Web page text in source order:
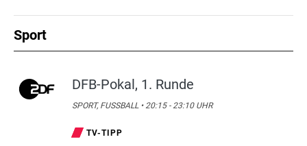
Sport
DFB-Pokal, 1. Runde
SPORT, FUSSBALL • 20:15 - 23:10 UHR
TV-TIPP